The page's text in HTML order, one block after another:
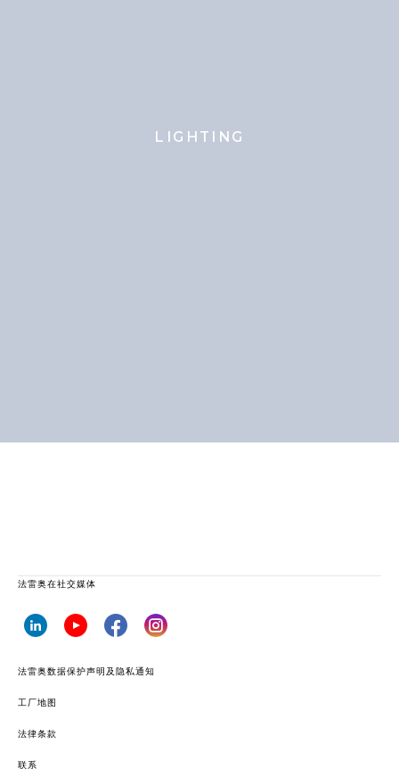
LIGHTING
法雷奥在社交媒体
法雷奥数据保护声明及隐私通知
工厂地图
法律条款
联系